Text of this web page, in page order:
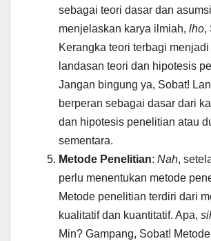
sebagai teori dasar dan
menjelaskan karya ilmiah, lho,
Kerangka teori terbagi menjadi
landasan teori dan hipotesis
Jangan bingung ya, Sobat!
berperan sebagai dasar dari
dan hipotesis penelitian atau
sementara.
Metode Penelitian: Nah,
perlu menentukan metode
Metode penelitian terdiri dari
kualitatif dan kuantitatif. Apa,
Min? Gampang, Sobat!